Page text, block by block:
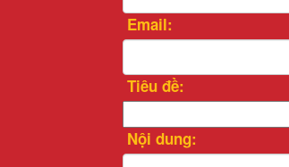
Email:
Tiêu đề:
Nội dung: